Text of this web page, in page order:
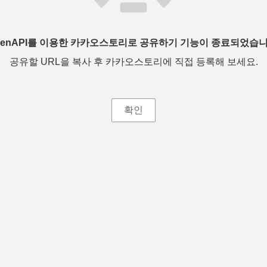
를 이용한 카카오스토리로 공유하기 기능이 종료되었습
공유할 URL을 복사 후 카카오스토리에 직접 등록해 보세요.
확인